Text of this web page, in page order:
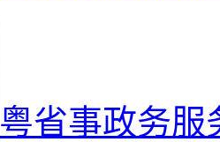
粤省事政务服